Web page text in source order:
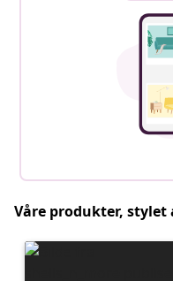
Våre produkter, stylet